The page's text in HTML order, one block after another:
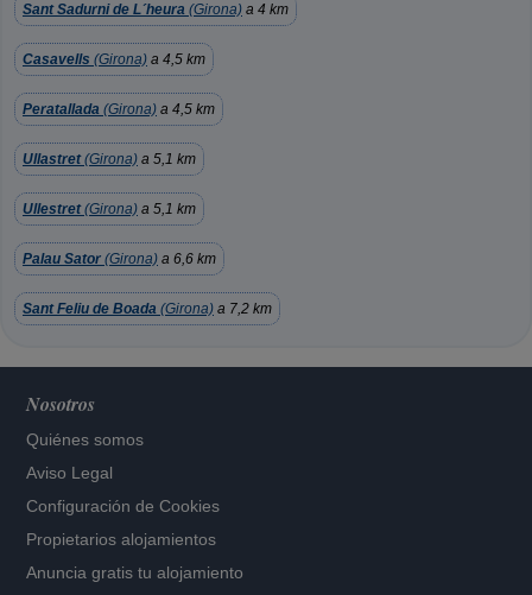
Sant Sadurni de L´heura (Girona) a 4 km
Casavells (Girona) a 4,5 km
Peratallada (Girona) a 4,5 km
Ullastret(Girona) a 5,1 km
Ullestret(Girona) a 5,1 km
Palau Sator (Girona) a 6,6 km
Sant Feliu de Boada (Girona) a 7,2 km
Nosotros
Quiénes somos
Aviso Legal
Configuración de Cookies
Propietarios alojamientos
Anuncia gratis tu alojamiento